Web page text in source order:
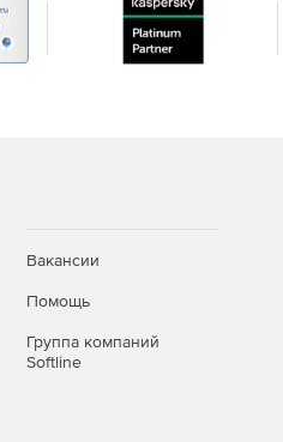
Вакансии
Помощь
Группа компаний
Softline